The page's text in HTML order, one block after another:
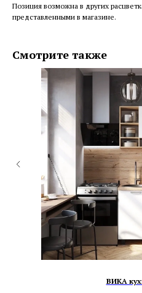
Позиция возможна в других
представленными в магазине.
Смотрите также
ВИКА